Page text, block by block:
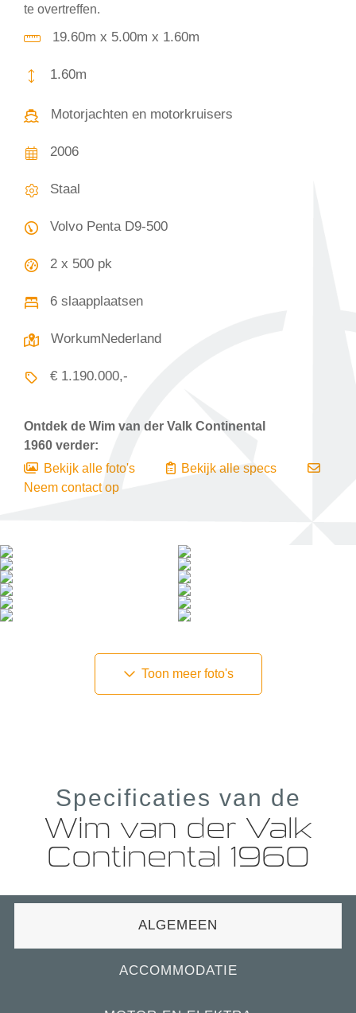
te overtreffen.
19.60m x 5.00m x 1.60m
1.60m
Motorjachten en motorkruisers
2006
Staal
Volvo Penta D9-500
2 x 500 pk
6 slaapplaatsen
WorkumNederland
€ 1.190.000,-
Ontdek de Wim van der Valk Continental
1960 verder:
Bekijk alle foto's
Bekijk alle specs
Neem contact op
Toon meer foto's
Specificaties van de
Wim van der Valk
Continental 1960
ALGEMEEN
ACCOMMODATIE